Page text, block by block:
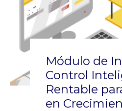
Módulo de
Control
Rentable
en